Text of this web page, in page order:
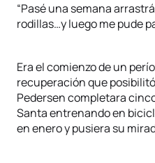
“Pasé una semana
rodillas…y luego me pude
Era el comienzo de un
recuperación que
Pedersen completara
Santa entrenando en
en enero y pusiera su